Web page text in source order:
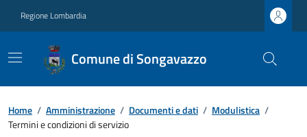
Regione Lombardia
Comune di Songavazzo
Home / Amministrazione / Documenti e dati / Modulistica /
Termini e condizioni di servizio